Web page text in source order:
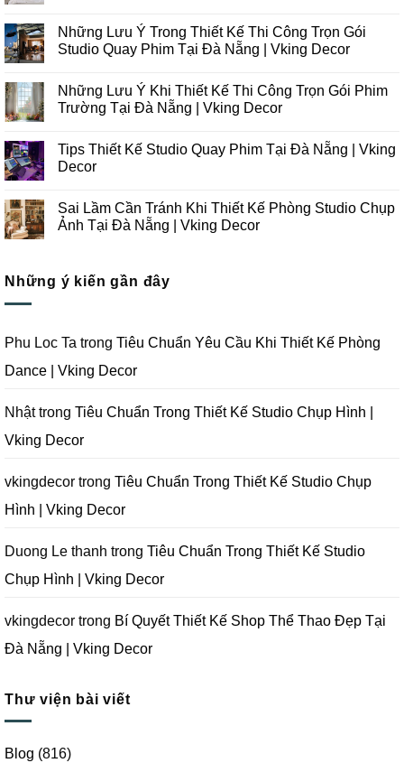
bình
luận
ở
Hướng
Thiết
Kế
Studio
Chụp
Ảnh
Nẵng
Vking
Những Lưu Ý Trong Thiết Kế Thi Công Trọn Gói
Studio Quay Phim Tại Đà Nẵng | Vking Decor
bình
luận
ở
Ý
Trong
Thiết
Công
Trọn
Gói
Tại
Đà
Decor
Những Lưu Ý Khi Thiết Kế Thi Công Trọn Gói Phim
Trường Tại Đà Nẵng | Vking Decor
bình
luận
ở
Ý
Khi
Thiết
Trọn
Gói
Đà
Nẵng
Vking
Tips Thiết Kế Studio Quay Phim Tại Đà Nẵng | Vking
Decor
bình
luận
ở
Studio
Quay
Nẵng
|
Decor
Sai Lầm Cần Tránh Khi Thiết Kế Phòng Studio Chụp
Ảnh Tại Đà Nẵng | Vking Decor
luận
ở
Tránh
Khi
Kế
Chụp
Ảnh
Đà
Vking
Decor
Những ý kiến gần đây
Phu Loc Ta trong Tiêu Chuẩn Yêu Cầu Khi Thiết Kế Phòng
Dance | Vking Decor
Nhậttrong Tiêu Chuẩn Trong Thiết Kế Studio Chụp Hình |
Vking Decor
vkingdecor trong Tiêu Chuẩn Trong Thiết Kế Studio Chụp
Hình | Vking Decor
Duong Le thanh trong Tiêu Chuẩn Trong Thiết Kế Studio
Chụp Hình | Vking Decor
vkingdecor trong Bí Quyết Thiết Kế Shop Thể Thao Đẹp Tại
Đà Nẵng | Vking Decor
Thư viện bài viết
Blog (816)